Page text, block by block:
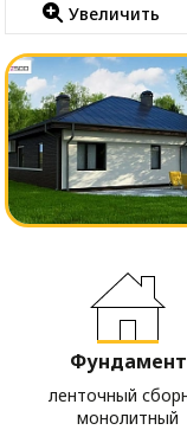
Увеличить
Фундамент
ленточный
монолитный